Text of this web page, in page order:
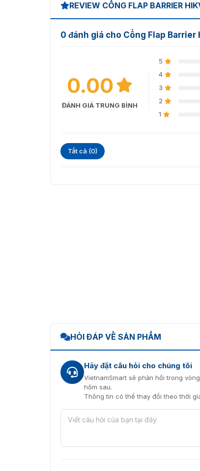
REVIEW CỔNG FLAP BARRIER
0 đánh giá cho Cổng Flap Barrier
0.00
ĐÁNH GIÁ TRUNG BÌNH
5
4
3
2
1
Tất cả (0)
HỎI ĐÁP VỀ SẢN PHẨM
Hãy đặt câu hỏi cho chúng tôi
VietnamSmart sẽ phản hồi trong
hôm sau.
Thông tin có thể thay đổi theo thời